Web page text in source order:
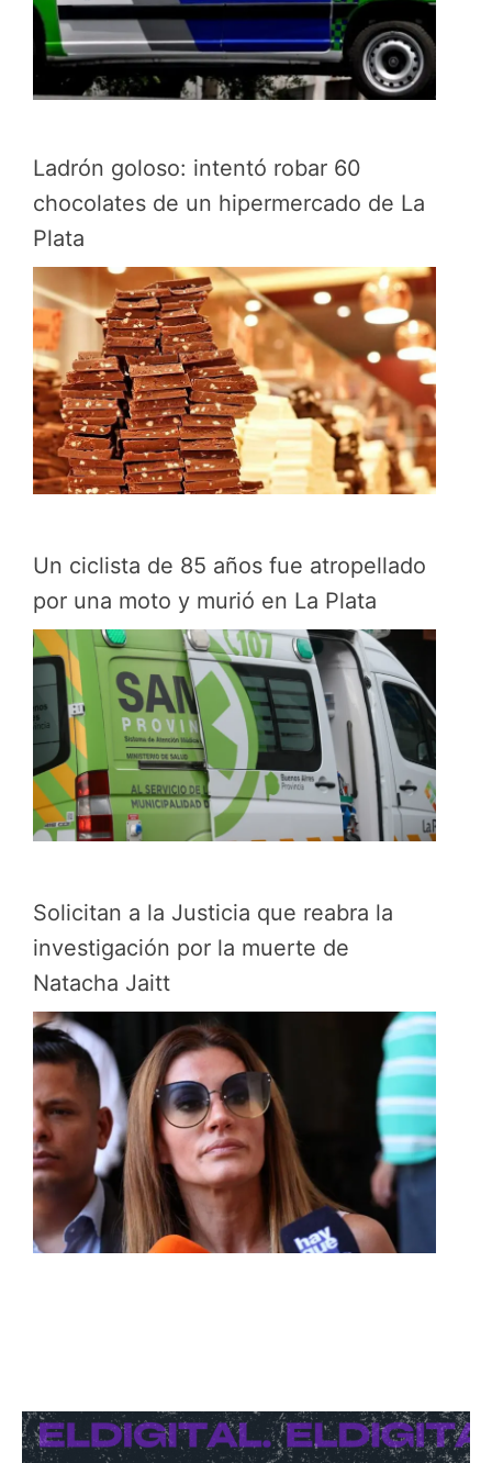
Ladrón goloso: intentó robar 60
chocolates de un hipermercado de La
Plata
Un ciclista de 85 años fue atropellado
por una moto y murió en La Plata
Solicitan a la Justicia que reabra la
investigación por la muerte de
Natacha Jaitt